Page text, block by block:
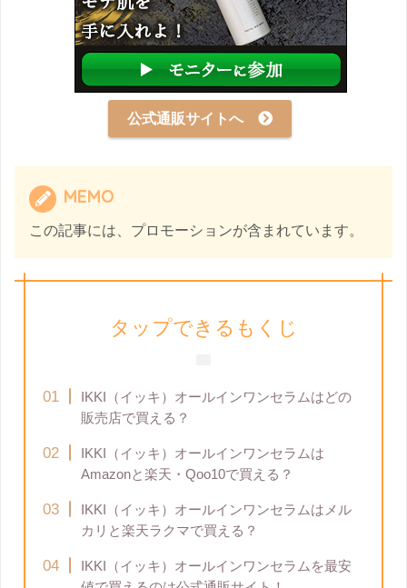
公式通販サイトへ
MEMO
この記事には、プロモーションが含まれています。
タップできるもくじ
IKKI（イッキ）オールインワンセラムはどの
販売店で買える？
IKKI（イッキ）オールインワンセラムは
Amazonと楽天・Qoo10で買える？
IKKI（イッキ）オールインワンセラムはメル
カリと楽天ラクマで買える？
IKKI（イッキ）オールインワンセラムを最安